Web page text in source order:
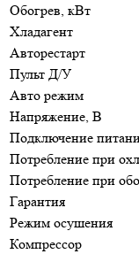
Обогрев, кВт
Хладагент
Авторестарт
Пульт Д/У
Авто режим
Напряжение, В
Подключение
Потребление при
Потребление при
Гарантия
Режим осушения
Компрессор